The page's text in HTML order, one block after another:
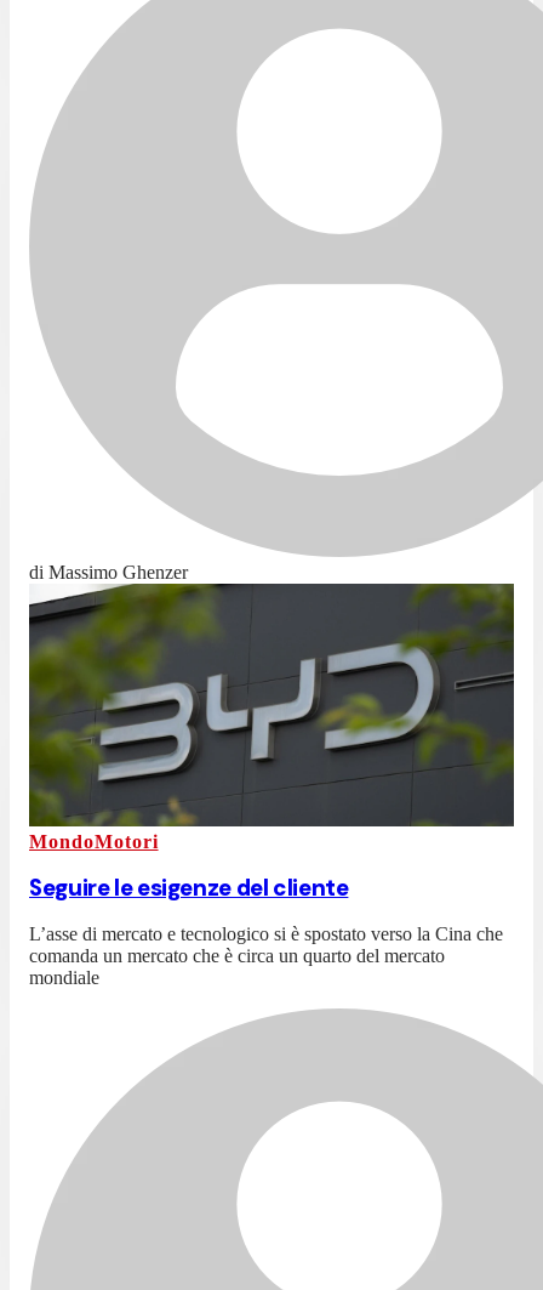
di Massimo Ghenzer
MondoMotori
Seguire le esigenze del cliente
L’asse di mercato e tecnologico si è spostato verso la Cina che
comanda un mercato che è circa un quarto del mercato
mondiale